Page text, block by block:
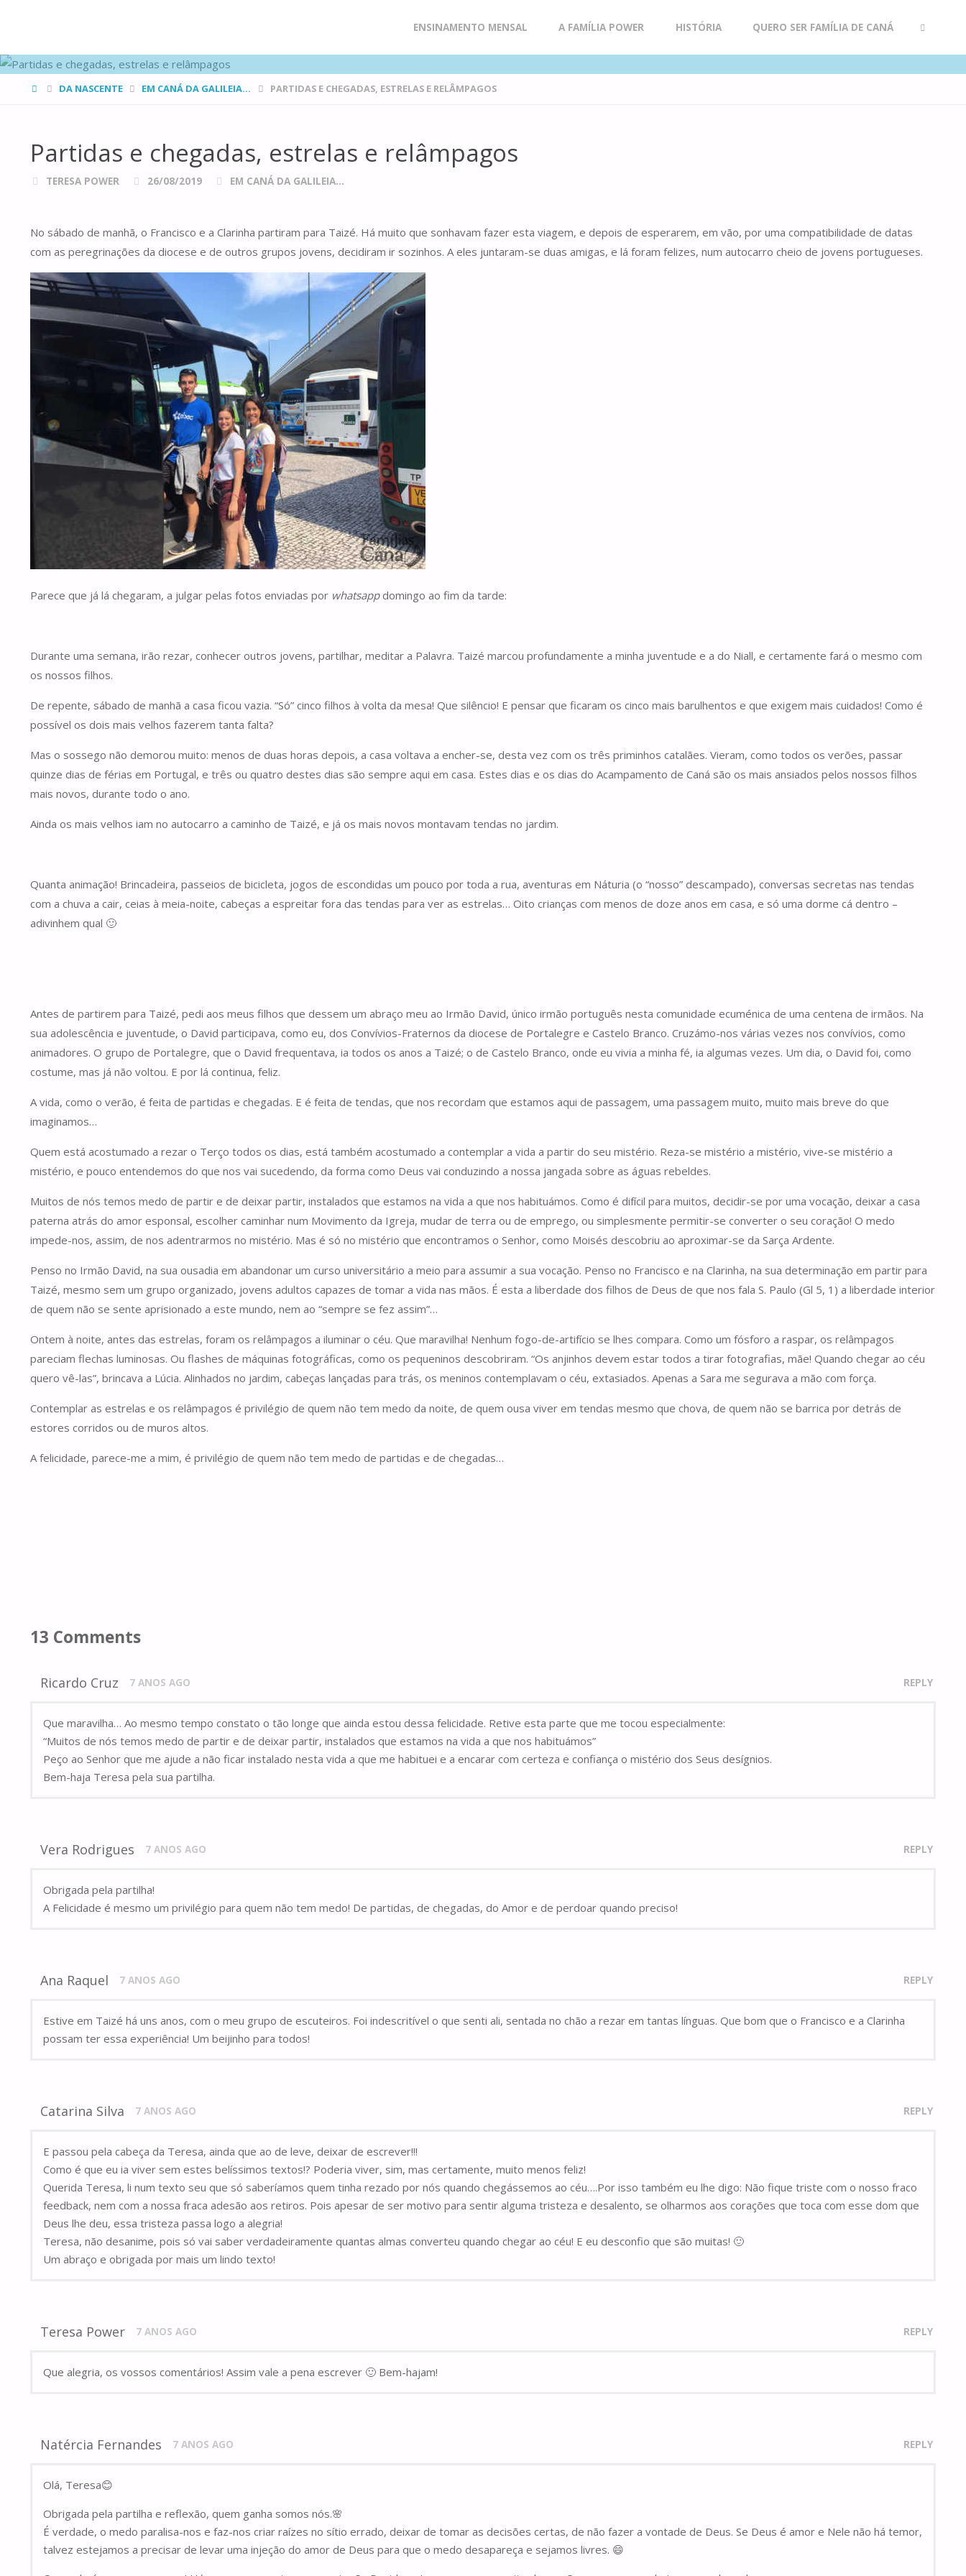
to
content
ENSINAMENTO MENSAL A FAMÍLIA POWER HISTÓRIA QUERO SER FAMÍLIA DE CANÁ
HOMEDA NASCENTE EM CANÁ DA GALILEIA... PARTIDAS E CHEGADAS, ESTRELAS E RELÂMPAGOS
Partidas e chegadas, estrelas e relâmpagos
TERESA POWER 26/08/2019 EM CANÁ DA GALILEIA...
No sábado de manhã, o Francisco e a Clarinha partiram para Taizé. Há muito que sonhavam fazer esta viagem, e depois de esperarem, em vão, por uma compatibilidade de datas
com as peregrinações da diocese e de outros grupos jovens, decidiram ir sozinhos. A eles juntaram-se duas amigas, e lá foram felizes, num autocarro cheio de jovens portugueses.
Parece que já lá chegaram, a julgar pelas fotos enviadas por whatsappdomingo ao fim da tarde:
Durante uma semana, irão rezar, conhecer outros jovens, partilhar, meditar a Palavra. Taizé marcou profundamente a minha juventude e a do Niall, e certamente fará o mesmo com
os nossos filhos.
De repente, sábado de manhã a casa ficou vazia. “Só” cinco filhos à volta da mesa! Que silêncio! E pensar que ficaram os cinco mais barulhentos e que exigem mais cuidados! Como é
possível os dois mais velhos fazerem tanta falta?
Mas o sossego não demorou muito: menos de duas horas depois, a casa voltava a encher-se, desta vez com os três priminhos catalães. Vieram, como todos os verões, passar
quinze dias de férias em Portugal, e três ou quatro destes dias são sempre aqui em casa. Estes dias e os dias do Acampamento de Caná são os mais ansiados pelos nossos filhos
mais novos, durante todo o ano.
Ainda os mais velhos iam no autocarro a caminho de Taizé, e já os mais novos montavam tendas no jardim.
Quanta animação! Brincadeira, passeios de bicicleta, jogos de escondidas um pouco por toda a rua, aventuras em Náturia (o “nosso” descampado), conversas secretas nas tendas
com a chuva a cair, ceias à meia-noite, cabeças a espreitar fora das tendas para ver as estrelas… Oito crianças com menos de doze anos em casa, e só uma dorme cá dentro –
adivinhem qual 🙂
Antes de partirem para Taizé, pedi aos meus filhos que dessem um abraço meu ao Irmão David, único irmão português nesta comunidade ecuménica de uma centena de irmãos. Na
sua adolescência e juventude, o David participava, como eu, dos Convívios-Fraternos da diocese de Portalegre e Castelo Branco. Cruzámo-nos várias vezes nos convívios, como
animadores. O grupo de Portalegre, que o David frequentava, ia todos os anos a Taizé; o de Castelo Branco, onde eu vivia a minha fé, ia algumas vezes. Um dia, o David foi, como
costume, mas já não voltou. E por lá continua, feliz.
A vida, como o verão, é feita de partidas e chegadas. E é feita de tendas, que nos recordam que estamos aqui de passagem, uma passagem muito, muito mais breve do que
imaginamos…
Quem está acostumado a rezar o Terço todos os dias, está também acostumado a contemplar a vida a partir do seu mistério. Reza-se mistério a mistério, vive-se mistério a
mistério, e pouco entendemos do que nos vai sucedendo, da forma como Deus vai conduzindo a nossa jangada sobre as águas rebeldes.
Muitos de nós temos medo de partir e de deixar partir, instalados que estamos na vida a que nos habituámos. Como é difícil para muitos, decidir-se por uma vocação, deixar a casa
paterna atrás do amor esponsal, escolher caminhar num Movimento da Igreja, mudar de terra ou de emprego, ou simplesmente permitir-se converter o seu coração! O medo
impede-nos, assim, de nos adentrarmos no mistério. Mas é só no mistério que encontramos o Senhor, como Moisés descobriu ao aproximar-se da Sarça Ardente.
Penso no Irmão David, na sua ousadia em abandonar um curso universitário a meio para assumir a sua vocação. Penso no Francisco e na Clarinha, na sua determinação em partir para
Taizé, mesmo sem um grupo organizado, jovens adultos capazes de tomar a vida nas mãos. É esta a liberdade dos filhos de Deus de que nos fala S. Paulo (Gl 5, 1) a liberdade interior
de quem não se sente aprisionado a este mundo, nem ao “sempre se fez assim”…
Ontem à noite, antes das estrelas, foram os relâmpagos a iluminar o céu. Que maravilha! Nenhum fogo-de-artifício se lhes compara. Como um fósforo a raspar, os relâmpagos
pareciam flechas luminosas. Ou flashes de máquinas fotográficas, como os pequeninos descobriram. “Os anjinhos devem estar todos a tirar fotografias, mãe! Quando chegar ao céu
quero vê-las”, brincava a Lúcia. Alinhados no jardim, cabeças lançadas para trás, os meninos contemplavam o céu, extasiados. Apenas a Sara me segurava a mão com força.
Contemplar as estrelas e os relâmpagos é privilégio de quem não tem medo da noite, de quem ousa viver em tendas mesmo que chova, de quem não se barrica por detrás de
estores corridos ou de muros altos.
A felicidade, parece-me a mim, é privilégio de quem não tem medo de partidas e de chegadas…
13 Comments
Ricardo Cruz 7 ANOS AGO REPLY
Que maravilha… Ao mesmo tempo constato o tão longe que ainda estou dessa felicidade. Retive esta parte que me tocou especialmente:
“Muitos de nós temos medo de partir e de deixar partir, instalados que estamos na vida a que nos habituámos”
Peço ao Senhor que me ajude a não ficar instalado nesta vida a que me habituei e a encarar com certeza e confiança o mistério dos Seus desígnios.
Bem-haja Teresa pela sua partilha.
Vera Rodrigues 7 ANOS AGO REPLY
Obrigada pela partilha!
A Felicidade é mesmo um privilégio para quem não tem medo! De partidas, de chegadas, do Amor e de perdoar quando preciso!
Ana Raquel 7 ANOS AGO REPLY
Estive em Taizé há uns anos, com o meu grupo de escuteiros. Foi indescritível o que senti ali, sentada no chão a rezar em tantas línguas. Que bom que o Francisco e a Clarinha
possam ter essa experiência! Um beijinho para todos!
Catarina Silva 7 ANOS AGO REPLY
E passou pela cabeça da Teresa, ainda que ao de leve, deixar de escrever!!!
Como é que eu ia viver sem estes belíssimos textos!? Poderia viver, sim, mas certamente, muito menos feliz!
Querida Teresa, li num texto seu que só saberíamos quem tinha rezado por nós quando chegássemos ao céu….Por isso também eu lhe digo: Não fique triste com o nosso fraco
feedback, nem com a nossa fraca adesão aos retiros. Pois apesar de ser motivo para sentir alguma tristeza e desalento, se olharmos aos corações que toca com esse dom que
Deus lhe deu, essa tristeza passa logo a alegria!
Teresa, não desanime, pois só vai saber verdadeiramente quantas almas converteu quando chegar ao céu! E eu desconfio que são muitas! 🙂
Um abraço e obrigada por mais um lindo texto!
Teresa Power 7 ANOS AGO REPLY
Que alegria, os vossos comentários! Assim vale a pena escrever 🙂 Bem-hajam!
Natércia Fernandes 7 ANOS AGO REPLY
Olá, Teresa😊
Obrigada pela partilha e reflexão, quem ganha somos nós.🌸
É verdade, o medo paralisa-nos e faz-nos criar raízes no sítio errado, deixar de tomar as decisões certas, de não fazer a vontade de Deus. Se Deus é amor e Nele não há temor,
talvez estejamos a precisar de levar uma injeção do amor de Deus para que o medo desapareça e sejamos livres. 😄